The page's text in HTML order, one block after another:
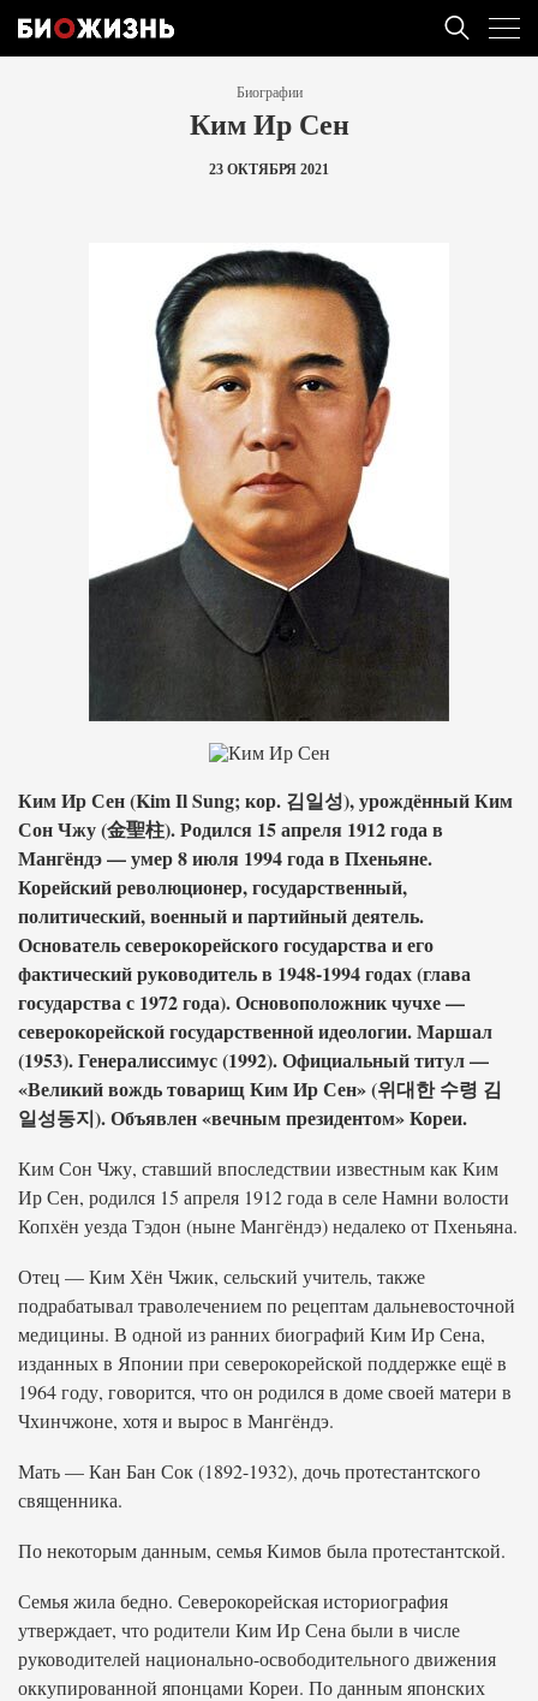
Биографии
Ким Ир Сен
23 ОКТЯБРЯ 2021
Ким Ир Сен (Kim Il Sung; кор. 김일성), урождённый Ким
Сон Чжу (金聖柱). Родился 15 апреля 1912 года в
Мангёндэ — умер 8 июля 1994 года в Пхеньяне.
Корейский революционер, государственный,
политический, военный и партийный деятель.
Основатель северокорейского государства и его
фактический руководитель в 1948-1994 годаx (глава
государства с 1972 года). Основоположник чучхе —
северокорейской государственной идеологии. Маршал
(1953). Генералиссимус (1992). Официальный титул —
«Великий вождь товарищ Ким Ир Сен» (위대한 수령 김
일성동지). Объявлен «вечным президентом» Кореи.
Ким Сон Чжу, ставший впоследствии известным как Ким
Ир Сен, родился 15 апреля 1912 года в селе Намни волости
Копхён уезда Тэдон (ныне Мангёндэ) недалеко от Пхеньяна.
Отец — Ким Хён Чжик, сельский учитель, также
подрабатывал траволечением по рецептам дальневосточной
медицины. В одной из ранних биографий Ким Ир Сена,
изданных в Японии при северокорейской поддержке ещё в
1964 году, говорится, что он родился в доме своей матери в
Чхинчжоне, хотя и вырос в Мангёндэ.
Мать — Кан Бан Сок (1892-1932), дочь протестантского
священника.
По некоторым данным, семья Кимов была протестантской.
Семья жила бедно. Северокорейская историография
утверждает, что родители Ким Ир Сена были в числе
руководителей национально-освободительного движения
оккупированной японцами Кореи. По данным японских